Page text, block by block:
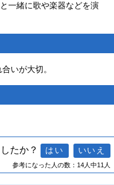
一緒に歌や楽器などを演
いが大切。
たか？
参考になった人の数：14人中11人